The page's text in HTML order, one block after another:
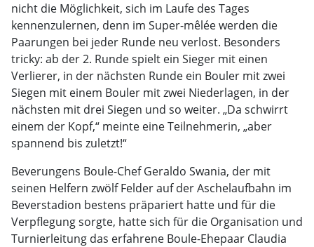
nicht die Möglichkeit, sich im Laufe des Tages
kennenzulernen, denn im Super-mêlée werden die
Paarungen bei jeder Runde neu verlost. Besonders
tricky: ab der 2. Runde spielt ein Sieger mit einen
Verlierer, in der nächsten Runde ein Bouler mit zwei
Siegen mit einem Bouler mit zwei Niederlagen, in der
nächsten mit drei Siegen und so weiter. „Da schwirrt
einem der Kopf,“ meinte eine Teilnehmerin, „aber
spannend bis zuletzt!“
Beverungens Boule-Chef Geraldo Swania, der mit
seinen Helfern zwölf Felder auf der Aschelaufbahn im
Beverstadion bestens präpariert hatte und für die
Verpflegung sorgte, hatte sich für die Organisation und
Turnierleitung das erfahrene Boule-Ehepaar Claudia